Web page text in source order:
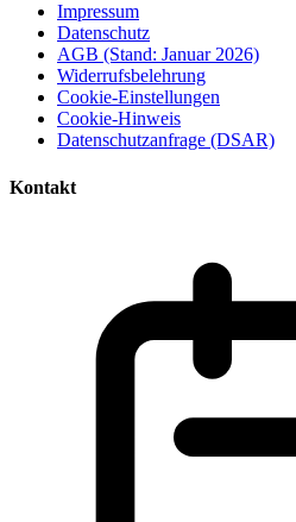
Impressum
Datenschutz
AGB (Stand: Januar 2026)
Widerrufsbelehrung
Cookie-Einstellungen
Cookie-Hinweis
Datenschutzanfrage (DSAR)
Kontakt